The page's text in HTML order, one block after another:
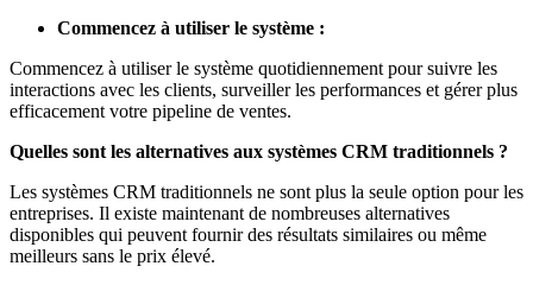
Commencez à utiliser le système :
Commencez à utiliser le système quotidiennement pour suivre les
interactions avec les clients, surveiller les performances et gérer plus
efficacement votre pipeline de ventes.
Quelles sont les alternatives aux systèmes CRM traditionnels ?
Les systèmes CRM traditionnels ne sont plus la seule option pour les
entreprises. Il existe maintenant de nombreuses alternatives
disponibles qui peuvent fournir des résultats similaires ou même
meilleurs sans le prix élevé.